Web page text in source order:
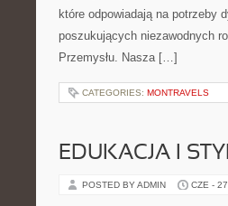
które odpowiadają na potrzeby
poszukujących niezawodnych
Przemysłu. Nasza […]
CATEGORIES: MONTRAVELS
EDUKACJA I
POSTED BY ADMIN CZE -